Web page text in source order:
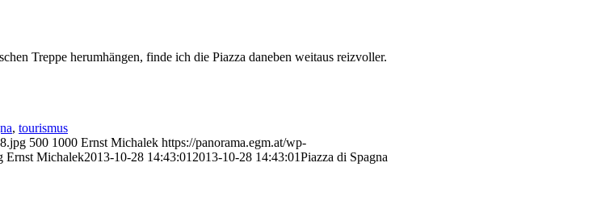
Treppe herumhängen, finde ich die Piazza daneben weitaus reizvoller.
, tourismus
500 1000 Ernst Michalek https://panorama.egm.at/wp-
Ernst Michalek2013-10-28 14:43:01 2013-10-28 14:43:01Piazza di Spagna